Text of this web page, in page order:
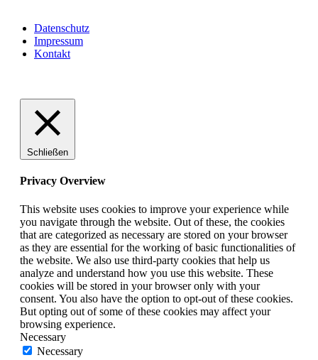
Datenschutz
Impressum
Kontakt
Schließen
Privacy Overview
This website uses cookies to improve your experience while
you navigate through the website. Out of these, the cookies
that are categorized as necessary are stored on your browser
as they are essential for the working of basic functionalities of
the website. We also use third-party cookies that help us
analyze and understand how you use this website. These
cookies will be stored in your browser only with your
consent. You also have the option to opt-out of these cookies.
But opting out of some of these cookies may affect your
browsing experience.
Necessary
Necessary